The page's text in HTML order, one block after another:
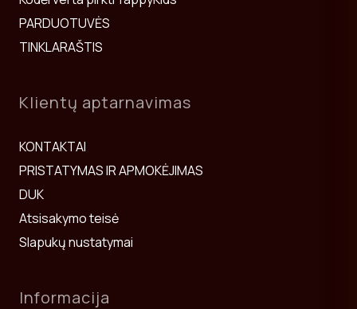
Taip pat žiūrėkite: Vaikų lovos
PARDUOTUVĖS
TINKLARAŠTIS
Klientų aptarnavimas
KONTAKTAI
PRISTATYMAS IR APMOKĖJIMAS
DUK
Atsisakymo teisė
Slapukų nustatymai
Informacija